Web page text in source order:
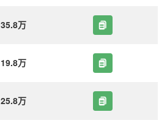
35.8万
19.8万
25.8万